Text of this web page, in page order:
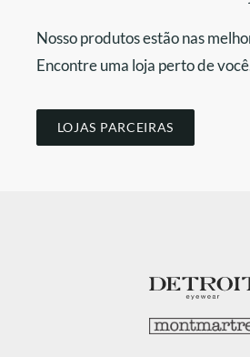
Nosso produtos estão nas
Encontre uma loja perto de
LOJAS PARCEIRAS